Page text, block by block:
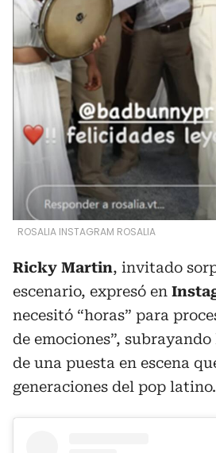
ROSALIA INSTAGRAM ROSALIA
Ricky Martin, invitado
escenario, expresó en
necesitó “horas” para
de emociones”,
de una puesta en escena
generaciones del pop latino.